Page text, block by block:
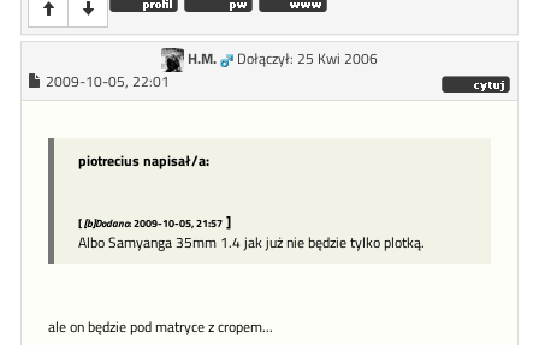
H.M.
Dołączył: 25 Kwi 2006
2009-10-05, 22:01
piotrecius napisał/a:
[[b]Dodano: 2009-10-05, 21:57 ]
Albo Samyanga 35mm 1.4 jak już nie będzie tylko plotką.
ale on będzie pod matryce z cropem...